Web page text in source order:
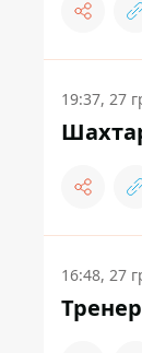
19:37, 27
16:48, 27